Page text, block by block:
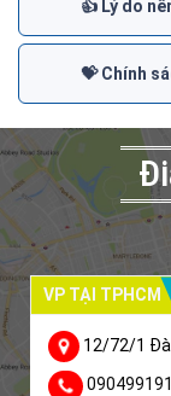
👍 Lý do
💝 Chính
VP TẠI TPHCM
12/72/1